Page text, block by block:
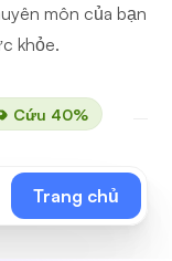
môn của bạn
khỏe.
Cứu 40%
Trang chủ